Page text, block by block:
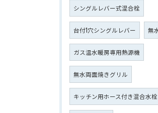
シングルレバー式混合栓
台付1穴シングルレバー 無
ガス温水暖房専用熱源機
無水両面焼きグリル
キッチン用ホース付き混合水栓